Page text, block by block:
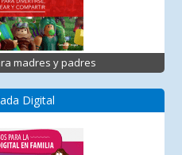
madres y padres
Digital